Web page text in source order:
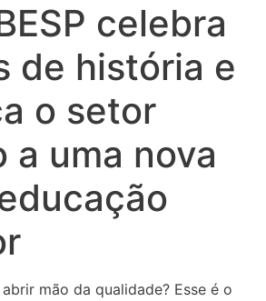
celebra
de história e
o setor
a uma nova
mão da qualidade? Esse é o